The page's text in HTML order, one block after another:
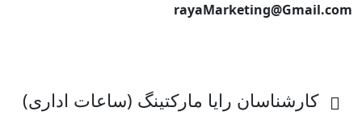
rayaMarketing@Gmail.com
کارشناسان رایا مارکتینگ (ساعات اداری)